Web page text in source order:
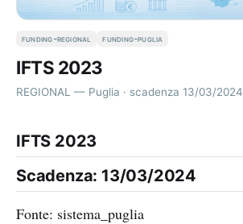
funding-regional funding-puglia
IFTS 2023
REGIONAL — Puglia · scadenza 13/03/2024
IFTS 2023
Scadenza: 13/03/2024
Fonte: sistema_puglia